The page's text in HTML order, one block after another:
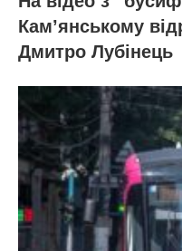
Кам’янському
Дмитро Лубінець